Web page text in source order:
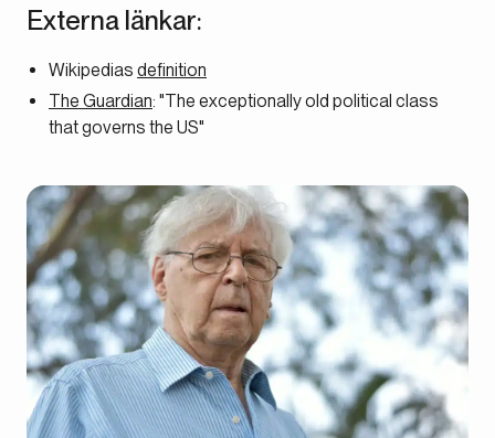
Externa länkar:
Wikipedias definition
The Guardian: "The exceptionally old political class
that governs the US"